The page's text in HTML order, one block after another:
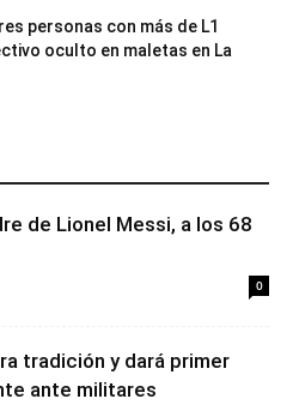
personas con más de L1
oculto en maletas en La
de Lionel Messi, a los 68
0
tradición y dará primer
ante militares